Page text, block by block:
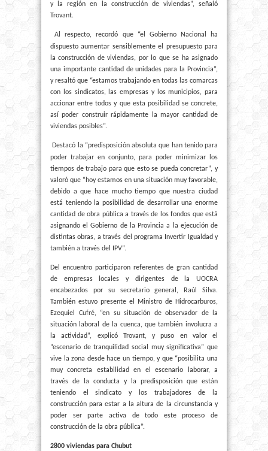
y la región en la construcción de viviendas”, señaló
Trovant.
Al respecto, recordó que “el Gobierno Nacional ha
dispuesto aumentar sensiblemente el presupuesto para
la construcción de viviendas, por lo que se ha asignado
una importante cantidad de unidades para la Provincia”,
y resaltó que “estamos trabajando en todas las comarcas
con los sindicatos, las empresas y los municipios, para
accionar entre todos y que esta posibilidad se concrete,
así poder construir rápidamente la mayor cantidad de
viviendas posibles”.
Destacó la “predisposición absoluta que han tenido para
poder trabajar en conjunto, para poder minimizar los
tiempos de trabajo para que esto se pueda concretar”, y
valoró que “hoy estamos en una situación muy favorable,
debido a que hace mucho tiempo que nuestra ciudad
está teniendo la posibilidad de desarrollar una enorme
cantidad de obra pública a través de los fondos que está
asignando el Gobierno de la Provincia a la ejecución de
distintas obras, a través del programa Invertir Igualdad y
también a través del IPV”.
Del encuentro participaron referentes de gran cantidad
de empresas locales y dirigentes de la UOCRA
encabezados por su secretario general, Raúl Silva.
También estuvo presente el Ministro de Hidrocarburos,
Ezequiel Cufré, “en su situación de observador de la
situación laboral de la cuenca, que también involucra a
la actividad”, explicó Trovant, y puso en valor el
“escenario de tranquilidad social muy significativa” que
vive la zona desde hace un tiempo, y que “posibilita una
muy concreta estabilidad en el escenario laborar, a
través de la conducta y la predisposición que están
teniendo el sindicato y los trabajadores de la
construcción para estar a la altura de la circunstancia y
poder ser parte activa de todo este proceso de
construcción de la obra pública”.
2800 viviendas para Chubut